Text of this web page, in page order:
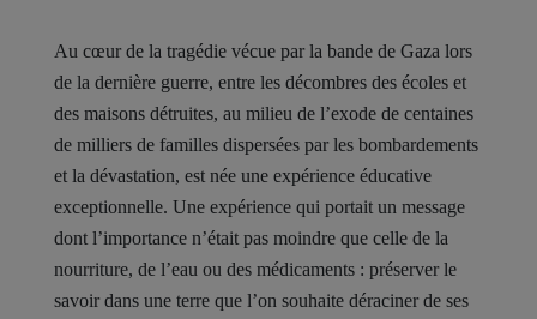
Au cœur de la tragédie vécue par la bande de Gaza lors
de la dernière guerre, entre les décombres des écoles et
des maisons détruites, au milieu de l’exode de centaines
de milliers de familles dispersées par les bombardements
et la dévastation, est née une expérience éducative
exceptionnelle. Une expérience qui portait un message
dont l’importance n’était pas moindre que celle de la
nourriture, de l’eau ou des médicaments : préserver le
savoir dans une terre que l’on souhaite déraciner de ses